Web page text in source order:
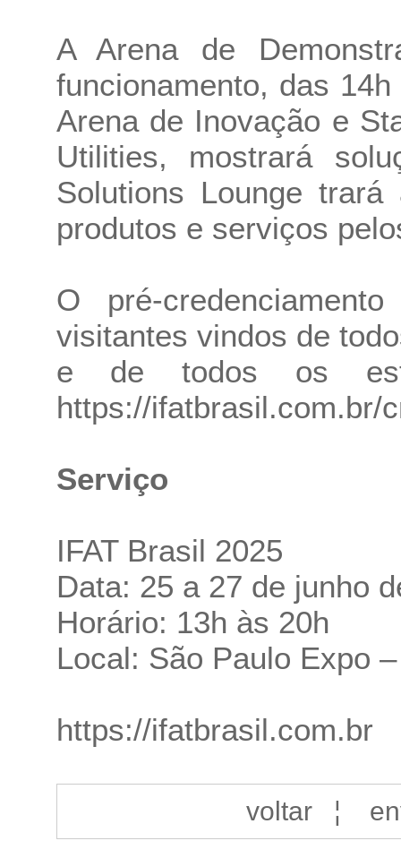
A Arena de
funcionamento, das
Arena de Inovação e
Utilities, mostrará
Solutions Lounge trará
produtos e serviços
O pré-
visitantes vindos de
e de todos os
https://ifatbrasil.com.br/
Serviço
IFAT Brasil 2025
Data: 25 a 27 de junho
Horário: 13h às 20h
Local: São Paulo Expo
https://ifatbrasil.com.br
voltar¦